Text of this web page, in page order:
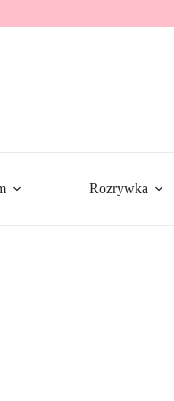
Rozrywka